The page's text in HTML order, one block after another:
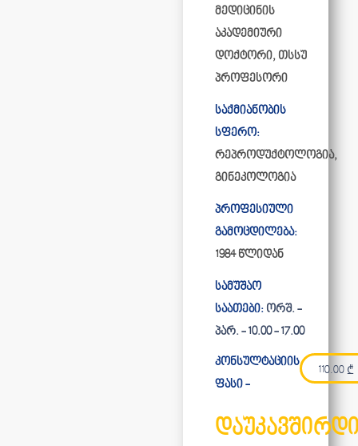
მედიცინის
აკადემიური
დოქტორი, თსსუ
პროფესორი
საქმიანობის
სფერო:
რეპროდუქტოლოგია,
გინეკოლოგია
პროფესიული
გამოცდილება:
1984 წლიდან
სამუშაო
საათები: ორშ. -
პარ. - 10.00 - 17.00
კონსულტაციის
ფასი -
110.00 ₾